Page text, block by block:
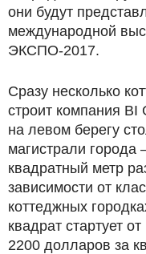
они будут
международной
ЭКСПО-2017.
Сразу несколько
строит компания
на левом берегу
магистрали
квадратный метр
зависимости от
коттеджных
квадрат стартует
2200 долларов за